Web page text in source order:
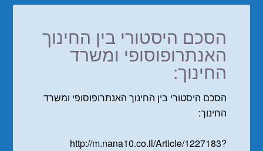
הסכם היסטורי בין החינוך
האנתרופוסופי ומשרד
החינוך:
הסכם היסטורי בין החינוך האנתרופוסופי ומשרד
החינוך:
http://m.nana10.co.il/Article/1227183?